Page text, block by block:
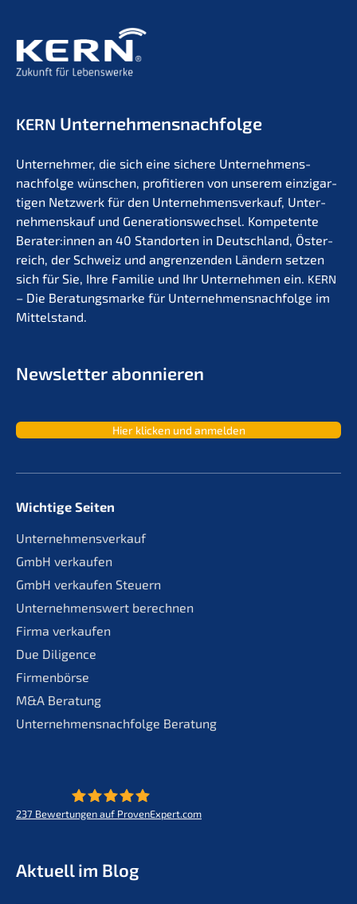
KERN Unternehmens­nachfolge
Unter­neh­mer, die sich eine siche­re Unternehmens­
nachfolge wünschen, profi­tie­ren von unserem einzig­ar­
ti­gen Netzwerk für den Unter­nehmens­verkauf, Unter­
nehmens­kauf und Generations­wechsel. Kompe­ten­te
Berater:innen an 40 Stand­or­ten in Deutsch­land, Öster­
reich, der Schweiz und angren­zen­den Ländern setzen
sich für Sie, Ihre Familie und Ihr Unter­neh­men ein. KERN
– Die Beratungs­mar­ke für Unternehmens­nachfolge im
Mittelstand.
Newslet­ter abonnieren
Hier klicken und anmelden
Wichtige Seiten
Unternehmensverkauf
GmbH verkaufen
GmbH verkaufen Steuern
Unternehmenswert berechnen
Firma verkaufen
Due Diligence
Firmenbörse
M&A Beratung
Unternehmensnachfolge Beratung
237 Bewertungen auf ProvenExpert.com
Aktuell im Blog